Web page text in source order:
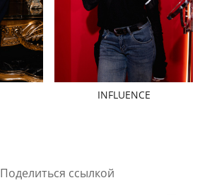
INFLUENCE
Поделиться ссылкой